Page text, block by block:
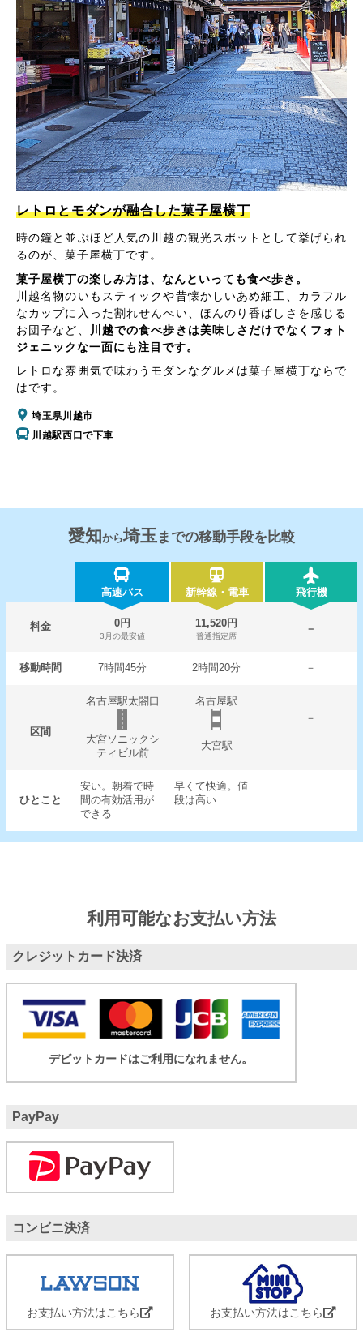
レトロとモダンが融合した菓子屋横丁
時の鐘と並ぶほど人気の川越の観光スポットとして挙げられ
るのが、菓子屋横丁です。
菓子屋横丁の楽しみ方は、なんといっても食べ歩き。
川越名物のいもスティックや昔懐かしいあめ細工、カラフル
なカップに入った割れせんべい、ほんのり香ばしさを感じる
お団子など、
川越での食べ歩きは美味しさだけでなくフォト
ジェニックな一面にも注目です。
レトロな雰囲気で味わうモダンなグルメは菓子屋横丁ならで
はです。
埼玉県川越市
川越駅西口で下車
愛知から埼玉 までの移動手段を比較
高速バス 新幹線・電車 飛行機
料金 0円
3月の最安値
11,520円
普通指定席
－
移動時間 7時間45分 2時間20分 －
区間
名古屋駅太閤口
名古屋駅
－
大宮ソニックシ
ティビル前
大宮駅
ひとこと
安い。朝着で時
間の有効活用が
できる
早くて快適。値
段は高い
利用可能なお支払い方法
クレジットカード決済
デビットカードはご利用になれません。
PayPay
コンビニ決済
お支払い方法はこちら お支払い方法はこちら